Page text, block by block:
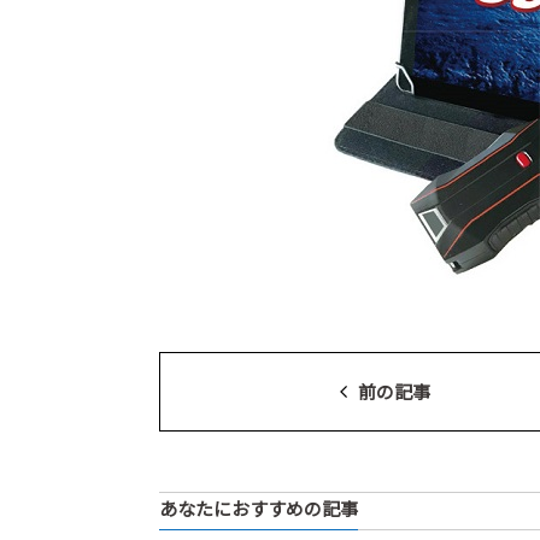
前の記事
あなたにおすすめの記事